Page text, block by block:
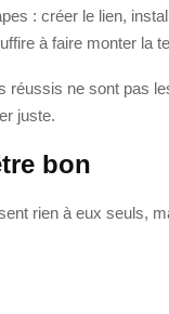
: créer le lien,
à faire monter la
ne sont pas
juste.
bon
rien à eux seuls,